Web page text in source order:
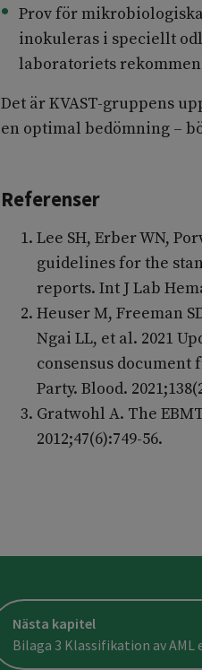
Prov för
inokuleras i speciellt
laboratoriets
Det är KVAST-gruppens
en optimal bedömning –
Referenser
Lee SH, Erber WN,
guidelines for the
reports. Int J Lab
Heuser M, Freeman
Ngai LL, et al. 2021
consensus document
Party. Blood.
Gratwohl A. The
2012;47(6):749-56.
Nästa kapitel
Bilaga 3 Klassifikation av AML